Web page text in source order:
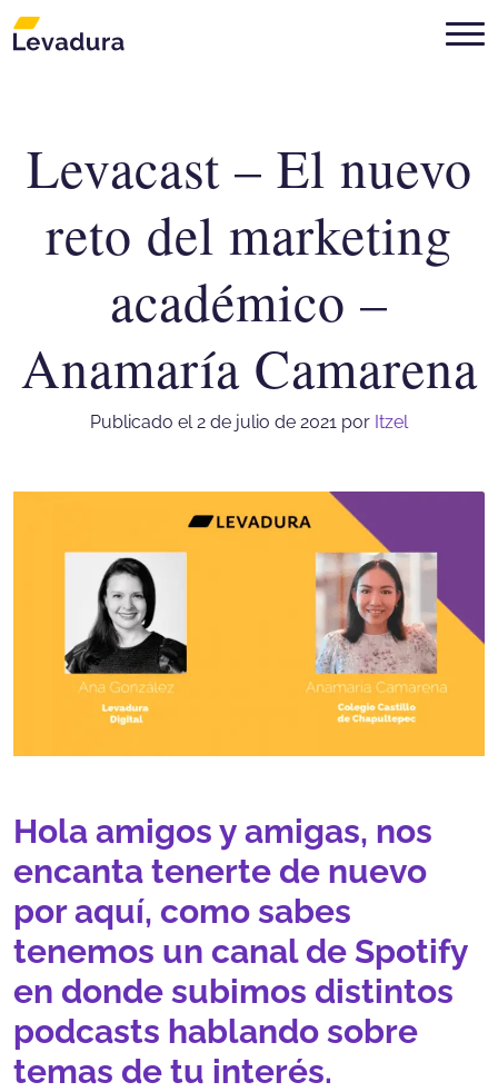
Agencia de marketing digital
Levacast – El nuevo
reto del marketing
académico –
Anamaría Camarena
Publicado el 2 de julio de 2021 por Itzel
Hola amigos y amigas, nos
encanta tenerte de nuevo
por aquí, como sabes
tenemos un canal de Spotify
en donde subimos distintos
podcasts hablando sobre
temas de tu interés.